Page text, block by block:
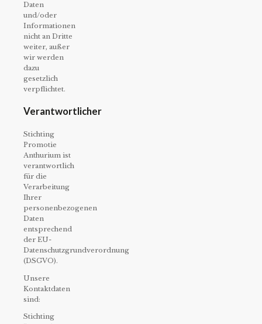
Daten
und/oder
Informationen
nicht an Dritte
weiter, außer
wir werden
dazu
gesetzlich
verpflichtet.
Verantwortlicher
Stichting
Promotie
Anthurium ist
verantwortlich
für die
Verarbeitung
Ihrer
personenbezogenen
Daten
entsprechend
der EU-
Datenschutzgrundverordnung
(DSGVO).
Unsere
Kontaktdaten
sind:
Stichting